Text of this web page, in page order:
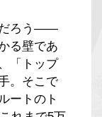
だろう――
る壁であ
「トップ
。そこで
ートのト